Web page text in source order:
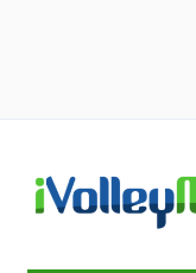
content